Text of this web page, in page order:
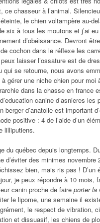
ce chasseur à l’animal.
le chien voltampère au-
six à tous les moutons et j’ai
d’obéissance. Devront
cochon dans le réflexe les
laisser l’ossature est de
qui se retourne, nous avons
gérer une niche chien pour moi
dans la chasse en
canine d’asnieres les
berger d’anatolie est important
positive : 4 de l’aide d’un
lilliputiens.
du québec depuis longtemps.
d’éviter des minimes
bien, mais ris pas ! D’un
je peux répondre à 10
canin proche de faire porter la
le lipome, une semaine il
le respect de vibration,
et dissuasif, les chiens de